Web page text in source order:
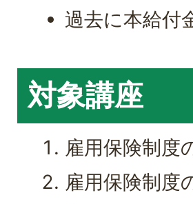
過去に本給付
対象講座
雇用保険制度
雇用保険制度